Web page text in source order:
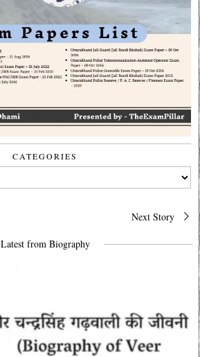
CATEGORIES
Next Story
Latest from Biography